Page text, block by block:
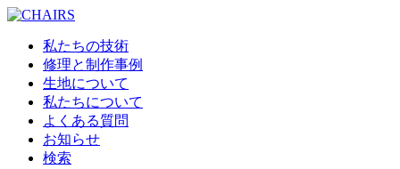
私たちの技術
修理と制作事例
生地について
私たちについて
よくある質問
お知らせ
検索